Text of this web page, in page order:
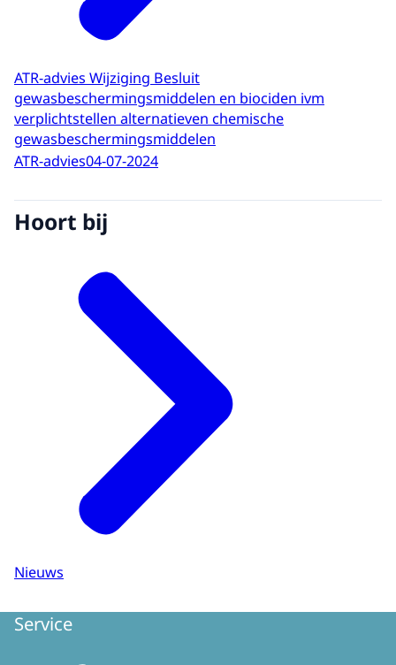
ATR-advies Wijziging Besluit
gewasbeschermingsmiddelen en biociden ivm
verplichtstellen alternatieven chemische
gewasbeschermingsmiddelen
ATR-advies04-07-2024
Hoort bij
Nieuws
Service